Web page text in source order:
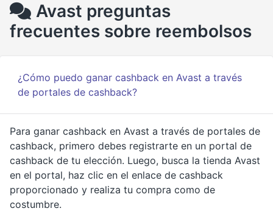
Avast preguntas
frecuentes sobre reembolsos
¿Cómo puedo ganar cashback en Avast a través
de portales de cashback?
Para ganar cashback en Avast a través de portales de
cashback, primero debes registrarte en un portal de
cashback de tu elección. Luego, busca la tienda Avast
en el portal, haz clic en el enlace de cashback
proporcionado y realiza tu compra como de
costumbre.